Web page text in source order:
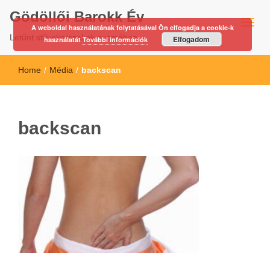
Gödöllői Barokk Év
Letűnt stíluskorszakok nyomában…
Home / Média / backscan
backscan
A weboldal használatának folytatásával Ön elfogadja a cookie-k
használatátTovábbi információk Elfogadom